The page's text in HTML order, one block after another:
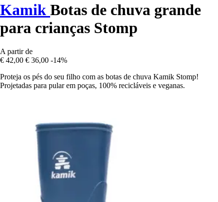
Kamik Botas de chuva grande
para crianças Stomp
A partir de
€ 42,00 € 36,00 -14%
Proteja os pés do seu filho com as botas de chuva Kamik Stomp!
Projetadas para pular em poças, 100% recicláveis e veganas.